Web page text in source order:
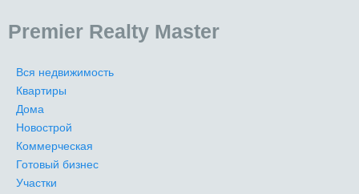
Premier Realty Master
Вся недвижимость
Квартиры
Дома
Новострой
Коммерческая
Готовый бизнес
Участки